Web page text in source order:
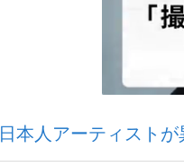
「90%は失敗する。で
日本人アーティスト